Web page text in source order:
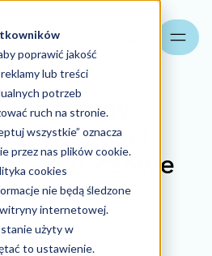
poprawić jakość
lub treści
potrzeb
ruch na stronie.
wszystkie” oznacza
przez nas plików cookie.
cookies
nie będą śledzone
internetowej.
użyty w
to ustawienie.
formy
– kluczowe
29.11.2024